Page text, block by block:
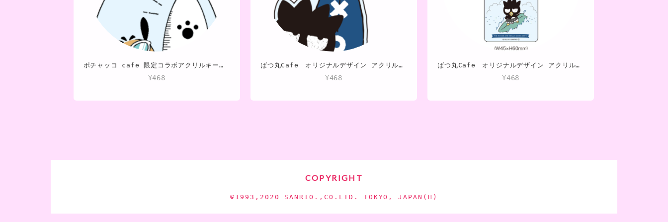
ポチャッコ cafe 限定コラボアクリルキーホルダー（サーフボードタイプ）
¥468
ばつ丸Cafe オリジナルデザイン アクリルキーホルダー②
¥468
ばつ丸Cafe オリジナルデザイン アクリルキーホルダー①
¥468
COPYRIGHT
©︎1993,2020 SANRIO.,CO.LTD. TOKYO, JAPAN(H)